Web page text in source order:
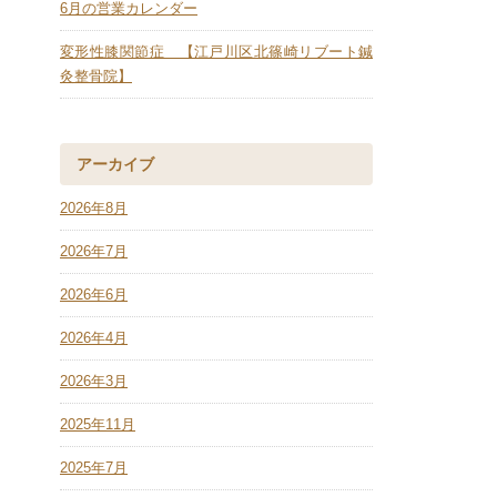
6月の営業カレンダー
変形性膝関節症 【江戸川区北篠崎リブート鍼
灸整骨院】
アーカイブ
2026年8月
2026年7月
2026年6月
2026年4月
2026年3月
2025年11月
2025年7月